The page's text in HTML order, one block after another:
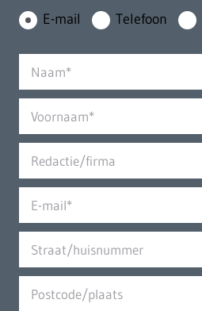
E-mail Telefoon